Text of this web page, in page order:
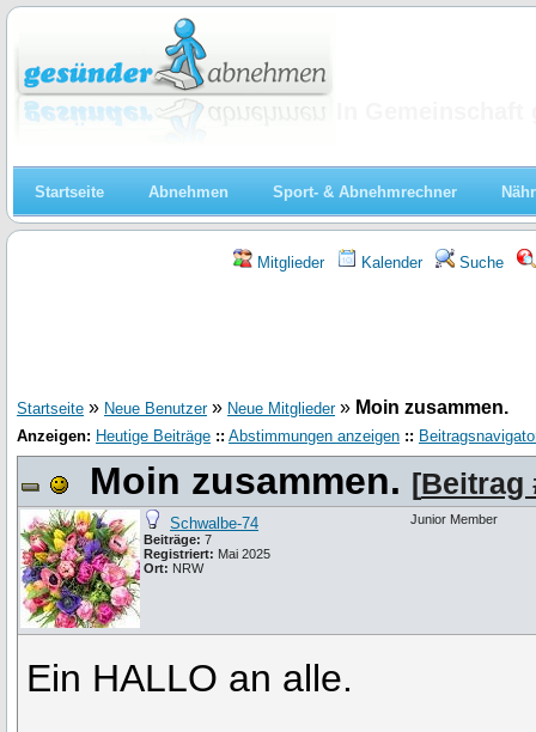
Startseite Abnehmen Sport- & Abnehmrechner
Mitglieder Kalender Suche
Startseite » Neue Benutzer» Neue Mitglieder» Moin zusammen.
Anzeigen: Heutige Beiträge :: Abstimmungen anzeigen ::
Moin zusammen. [Beitrag
Schwalbe-74
Beiträge: 7
Registriert: Mai 2025
Ort: NRW
Junior Member
Ein HALLO an alle.